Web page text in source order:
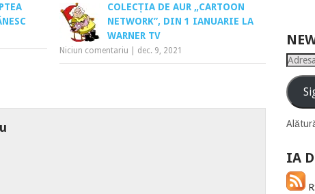
COLECȚIA DE AUR „CARTOON
NETWORK”, DIN 1 IANUARIE LA
WARNER TV
Niciun comentariu dec. 9, 2021
Adresa
email
IA